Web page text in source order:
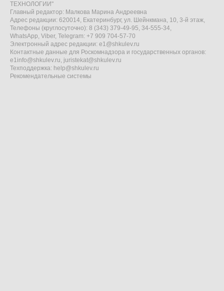
ТЕХНОЛОГИИ"
Главный редактор: Малкова Марина Андреевна
Адрес редакции: 620014, Екатеринбург, ул. Шейнкмана, 10, 3-й этаж,
Телефоны (круглосуточно): 8 (343) 379-49-95, 34-555-34,
WhatsApp, Viber, Telegram: +7 909 704-57-70
Электронный адрес редакции: e1@shkulev.ru
Контактные данные для Роскомнадзора и государственных органов:
e1info@shkulev.ru, juristekat@shkulev.ru
Техподдержка: help@shkulev.ru
Рекомендательные системы